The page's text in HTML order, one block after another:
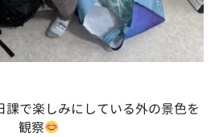
課で楽しみにしている外の景色を
観察